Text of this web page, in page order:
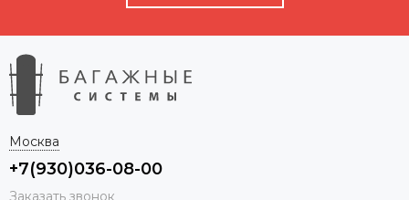
Москва
+7(930)036-08-00
Заказать звонок